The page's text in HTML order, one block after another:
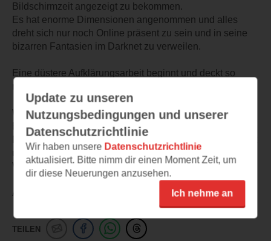
Bildschirmzeit angezeigt zu bekommen.
Es hat enorme Dimensionen angenommen und alles
dreht sich nur noch Online präsent zu sein und in seine
bizarren Fantasien im Darknet zu verweilen.
Eine düstere Aufklärungsarbeit beginnt und deckt so
manche kranke Seele auf
Wie immer ist es ein Cover mit Wiedererkennungswert im
Bezug auf den Autor und der Rechtsmedizin Reihe von
Michael Tzokos, der Spannungsbogen präzise aufgebaut
und bis zum Schluss mitreißend, ich finde wieder eine
Verfilmung wert
Absolute Leseempfehlung
TEILEN
Update zu unseren
Nutzungsbedingungen und unserer
Datenschutzrichtlinie
Wir haben unsere Datenschutzrichtlinie
aktualisiert. Bitte nimm dir einen Moment Zeit, um
dir diese Neuerungen anzusehen.
Ich nehme an